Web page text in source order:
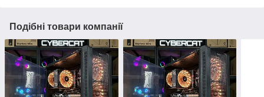
Подібні товари компанії